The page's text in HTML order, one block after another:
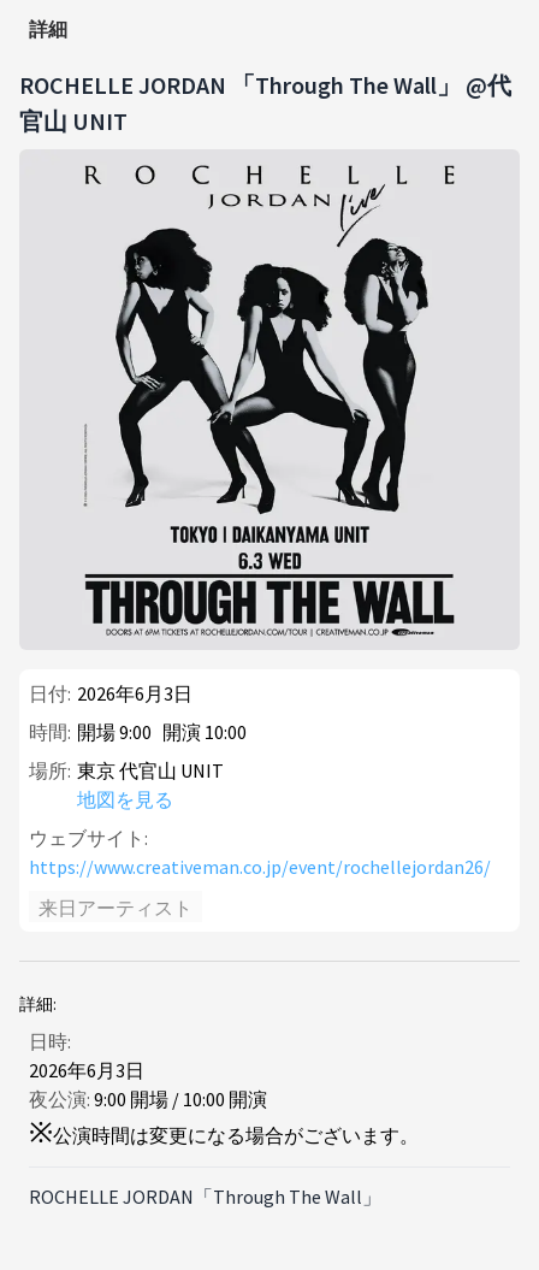
詳細
ROCHELLE JORDAN 「Through The Wall」 @代
官山 UNIT
日付: 2026年6月3日
時間: 開場9:00 開演 10:00
場所: 東京 代官山 UNIT
地図を見る
ウェブサイト:
https://www.creativeman.co.jp/event/rochellejordan26/
来日アーティスト
詳細:
日時:
2026年6月3日
夜公演: 9:00 開場 / 10:00 開演
※公演時間は変更になる場合がございます。
ROCHELLE JORDAN「Through The Wall」